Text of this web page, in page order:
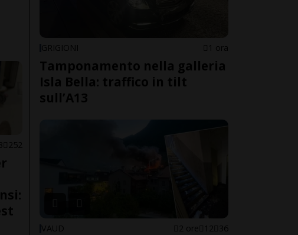
252
GRIGIONI 1 ora
Tamponamento nella galleria
Isla Bella: traffico in tilt
sull’A13
VAUD 2 ore 12 36